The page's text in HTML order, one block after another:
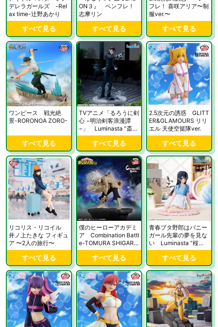
デレラガールズ -Rel
ax time-辻野あかり
すべて見る
ON３』 ペンフレ！
志摩リン
すべて見る
フレ！ 喜咲アリア〜制
服ver.〜
すべて見る
ワンピース 戦光絶
景-RORONOA ZORO-
すべて見る
TVアニメ「るろうに剣
心 −明治剣客浪漫譚
−」 Luminasta “斎藤
一”
すべて見る
2.5次元の誘惑 GLITT
ER&GLAMOURS リリ
エル 天使空挺隊ver.
すべて見る
リコリス・リコイル
井ノ上たきな フィギュ
ア 〜2人の旅行〜
すべて見る
僕のヒーローアカデミ
ア Combination Battl
e-TOMURA SHIGARA
KI-終章
すべて見る
青春ブタ野郎はバニー
ガール先輩の夢を見な
い Luminasta “桜島
麻衣”パジャマ
すべて見る